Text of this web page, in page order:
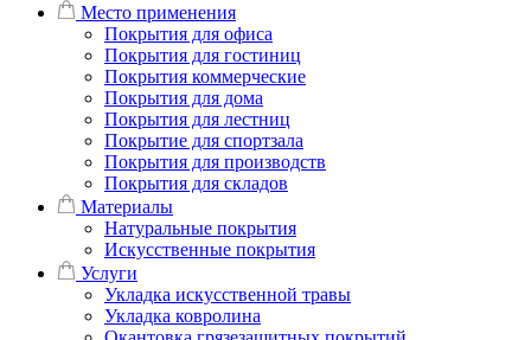
Место применения
Покрытия для офиса
Покрытия для гостиниц
Покрытия коммерческие
Покрытия для дома
Покрытия для лестниц
Покрытие для спортзала
Покрытия для производств
Покрытия для складов
Материалы
Натуральные покрытия
Искусственные покрытия
Услуги
Укладка искусственной травы
Укладка ковролина